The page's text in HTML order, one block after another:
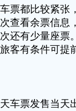
票都比较紧张
查看余票信息
还有少量座票
客有条件可提
车票发售当天